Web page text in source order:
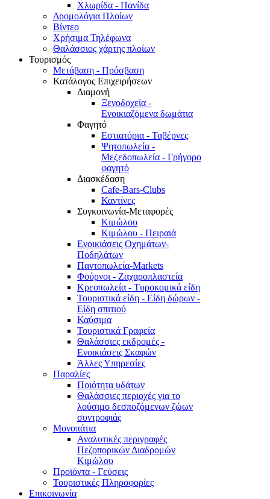
Χλωρίδα - Πανίδα
Δρομολόγια Πλοίων
Βίντεο
Χρήσιμα Τηλέφωνα
Θαλάσσιος χάρτης πλοίων
Τουρισμός
Μετάβαση - Πρόσβαση
Κατάλογος Επιχειρήσεων
Διαμονή
Ξενοδοχεία -
Ενοικιαζόμενα δωμάτια
Φαγητό
Εστιατόρια - Ταβέρνες
Ψητοπωλεία -
Μεζεδοπωλεία - Γρήγορο
φαγητό
Διασκέδαση
Cafe-Bars-Clubs
Καντίνες
Συγκοινωνία-Μεταφορές
Κιμώλου
Κιμώλου - Πειραιά
Ενοικιάσεις Οχημάτων-
Ποδηλάτων
Παντοπωλεία-Markets
Φούρνοι - Ζαχαροπλαστεία
Κρεοπωλεία - Τυροκομικά είδη
Τουριστικά είδη - Είδη δώρων -
Είδη σπιτιού
Καύσιμα
Τουριστικά Γραφεία
Θαλάσσιες εκδρομές -
Ενοικιάσεις Σκαφών
Άλλες Υπηρεσίες
Παραλίες
Ποιότητα υδάτων
Θαλάσσιες περιοχές για το
λούσιμο δεσποζόμενων ζώων
συντροφιάς
Μονοπάτια
Αναλυτικές περιγραφές
Πεζοπορικών Διαδρομών
Κιμώλου
Προϊόντα - Γεύσεις
Τουριστικές Πληροφορίες
Επικοινωνία